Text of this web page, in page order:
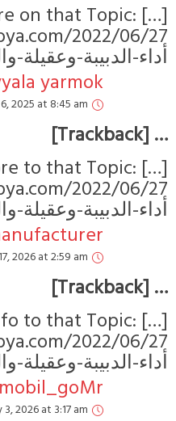
Find More on that
وعقيلة-
Diyyyyala yarmok
December 6, 2025 at 8:45 am
Read More to that
وعقيلة-
manufacturer
January 17, 2026 at 2:59 am
[…] Info to that
وعقيلة-
1xbet mobil_goMr
February 3, 2026 at 3:17 am